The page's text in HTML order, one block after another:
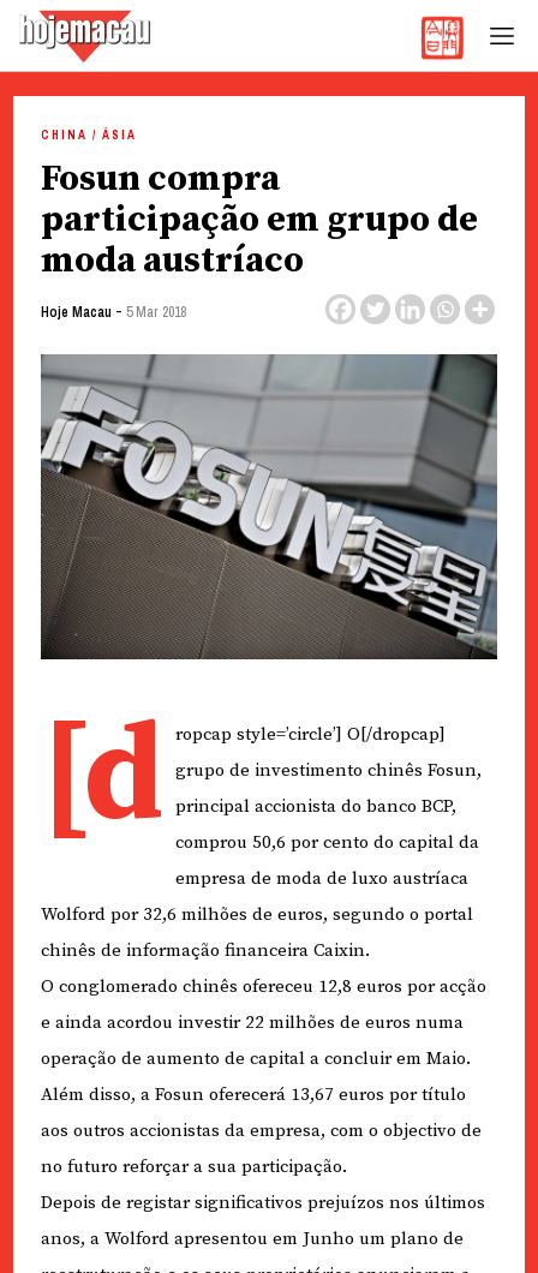
content
CHINA / ÁSIA
Fosun compra
participação em grupo de
moda austríaco
Hoje Macau - 5 Mar 2018
[d
ropcap style=’circle’] O[/dropcap]
grupo de investimento chinês Fosun,
principal accionista do banco BCP,
comprou 50,6 por cento do capital da
empresa de moda de luxo austríaca
Wolford por 32,6 milhões de euros, segundo o portal
chinês de informação financeira Caixin.
O conglomerado chinês ofereceu 12,8 euros por acção
e ainda acordou investir 22 milhões de euros numa
operação de aumento de capital a concluir em Maio.
Além disso, a Fosun oferecerá 13,67 euros por título
aos outros accionistas da empresa, com o objectivo de
no futuro reforçar a sua participação.
Depois de registar significativos prejuízos nos últimos
anos, a Wolford apresentou em Junho um plano de